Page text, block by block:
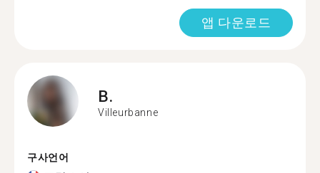
앱 다운로드
B.
Villeurbanne
구사언어